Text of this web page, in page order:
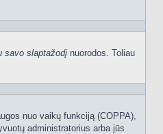
savo slaptažodį nuorodos. Toliau
nuo vaikų funkciją (COPPA),
administratorius arba jūs